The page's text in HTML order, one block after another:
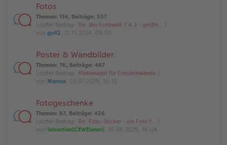
Fotos
Themen: 114, Beiträge: 557
Letzter Beitrag: Re: dm-Fotowelt 7.4.3 - große…
von goll2, 21.11.2024, 09:03
Poster & Wandbilder
Themen: 76, Beiträge: 487
Letzter Beitrag: Klebenagel für Fotoleinwände
von Maresa, 03.07.2025, 16:10
Fotogeschenke
Themen: 87, Beiträge: 426
Letzter Beitrag: Re: Foto-Sticker - ein Foto f…
von Sebastian(CEWEianer), 26.08.2025, 16:04